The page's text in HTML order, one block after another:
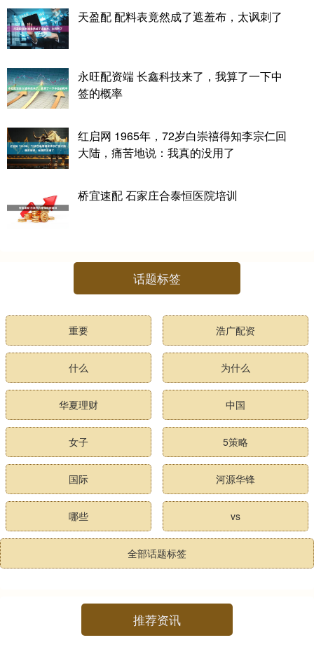
天盈配 配料表竟然成了遮羞布，太讽刺了
永旺配资端 长鑫科技来了，我算了一下中
签的概率
红启网 1965年，72岁白崇禧得知李宗仁回
大陆，痛苦地说：我真的没用了
桥宜速配 石家庄合泰恒医院培训
话题标签
重要 浩广配资
什么 为什么
华夏理财 中国
女子 5策略
国际 河源华锋
哪些 vs
全部话题标签
推荐资讯